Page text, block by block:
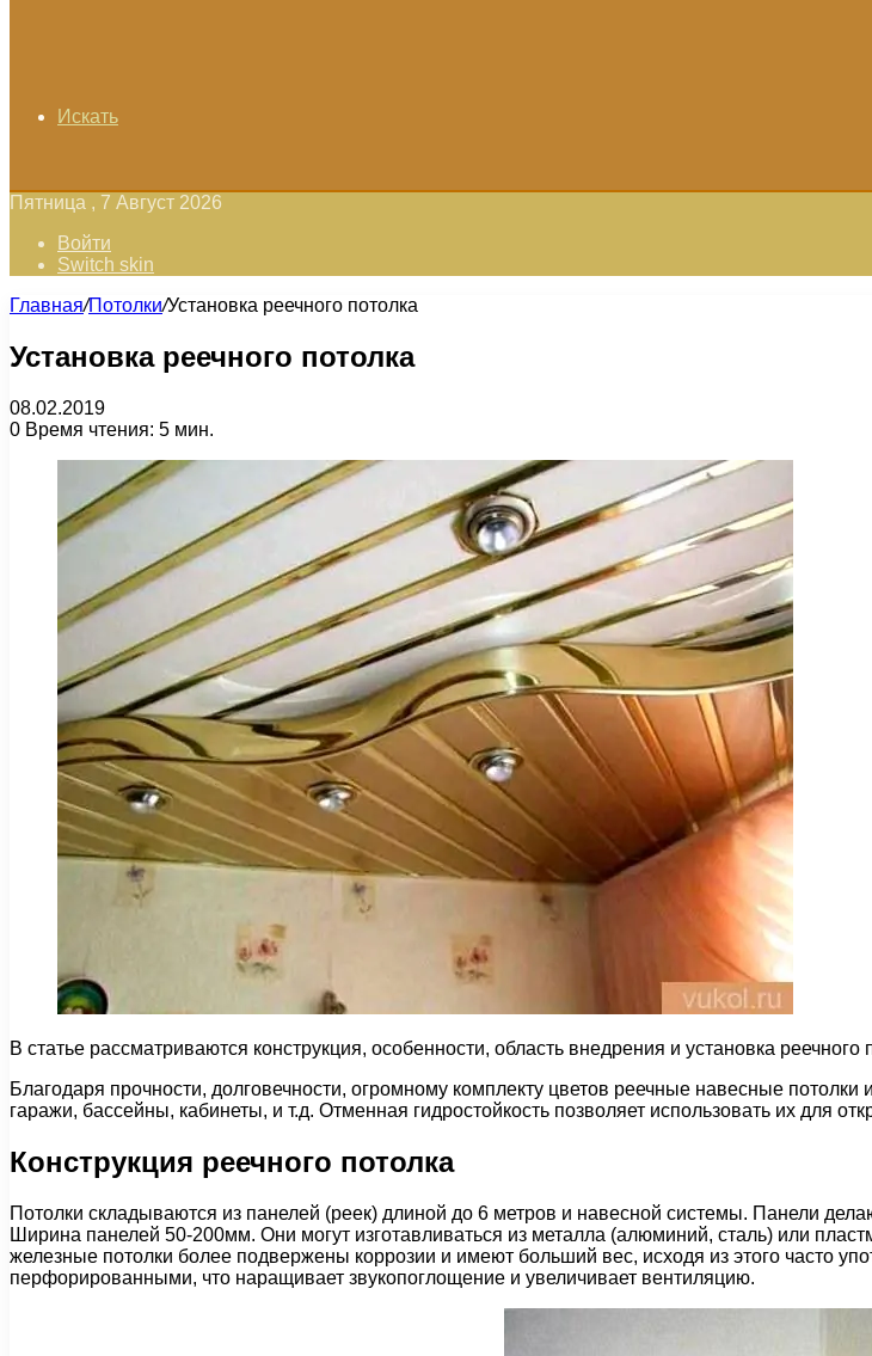
Искать
Пятница , 7 Август 2026
Войти
Switch skin
Главная/Потолки/Установка реечного потолка
Установка реечного потолка
08.02.2019
0 Время чтения: 5 мин.
В статье рассматриваются конструкция, особенности, область внедрения и установка
Благодаря прочности, долговечности, огромному комплекту цветов реечные навесные
гаражи, бассейны, кабинеты, и т.д. Отменная гидростойкость позволяет использовать их для
Конструкция реечного потолка
Потолки складываются из панелей (реек) длиной до 6 метров и навесной системы. Панели
Ширина панелей 50-200мм. Они могут изготавливаться из металла (алюминий, сталь) или
железные потолки более подвержены коррозии и имеют больший вес, исходя из этого часто
перфорированными, что наращивает звукопоглощение и увеличивает вентиляцию.